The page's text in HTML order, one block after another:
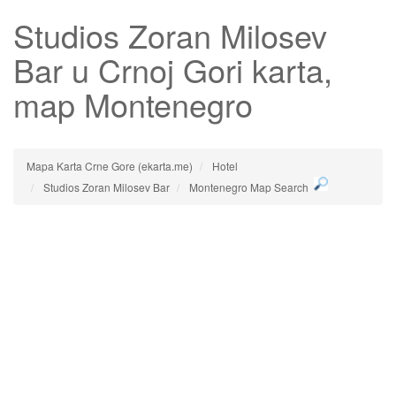
Studios Zoran Milosev
Bar u Crnoj Gori karta,
map Montenegro
Mapa Karta Crne Gore (ekarta.me)
Hotel
Studios Zoran Milosev Bar
Montenegro Map Search